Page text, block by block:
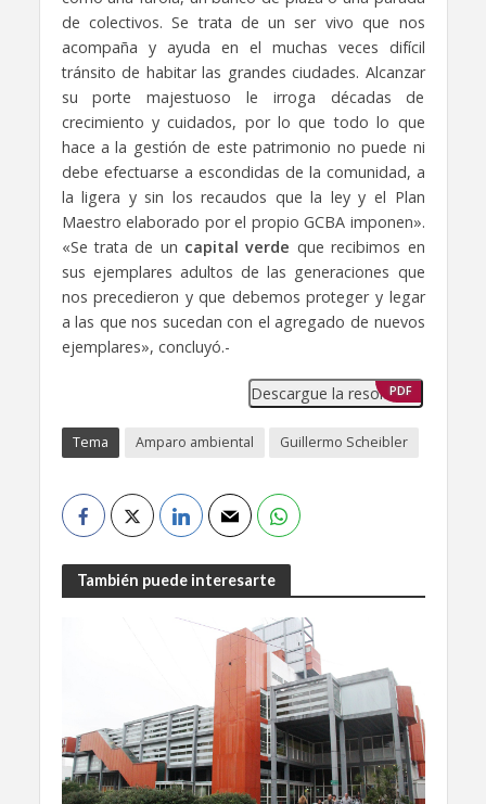
de colectivos. Se trata de un ser vivo que nos
acompaña y ayuda en el muchas veces difícil
tránsito de habitar las grandes ciudades. Alcanzar
su porte majestuoso le irroga décadas de
crecimiento y cuidados, por lo que todo lo que
hace a la gestión de este patrimonio no puede ni
debe efectuarse a escondidas de la comunidad, a
la ligera y sin los recaudos que la ley y el Plan
Maestro elaborado por el propio GCBA imponen».
«Se trata de un capital verde que recibimos en
sus ejemplares adultos de las generaciones que
nos precedieron y que debemos proteger y legar
a las que nos sucedan con el agregado de nuevos
ejemplares», concluyó.-
Descargue la resolución
PDF
Tema Amparo ambiental Guillermo Scheibler
También puede interesarte